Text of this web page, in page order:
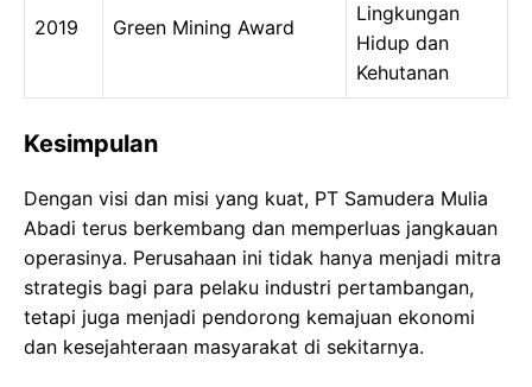
2019 Green Mining Award
Lingkungan
Hidup dan
Kehutanan
Kesimpulan
Dengan visi dan misi yang kuat, PT Samudera Mulia
Abadi terus berkembang dan memperluas jangkauan
operasinya. Perusahaan ini tidak hanya menjadi mitra
strategis bagi para pelaku industri pertambangan,
tetapi juga menjadi pendorong kemajuan ekonomi
dan kesejahteraan masyarakat di sekitarnya.